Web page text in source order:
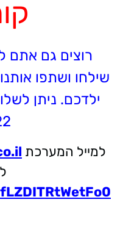
רוצים גם אתם
שילחו ושתפו
ילדכם. ניתן
למייל המערכת